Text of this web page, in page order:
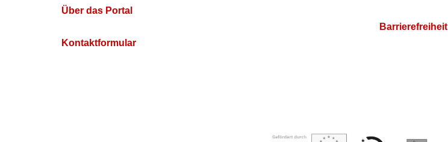
Über das Portal
Kontaktformular
Barrierefreiheit